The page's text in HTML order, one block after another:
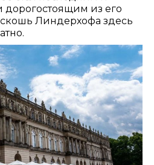
из его
Линдерхофа здесь